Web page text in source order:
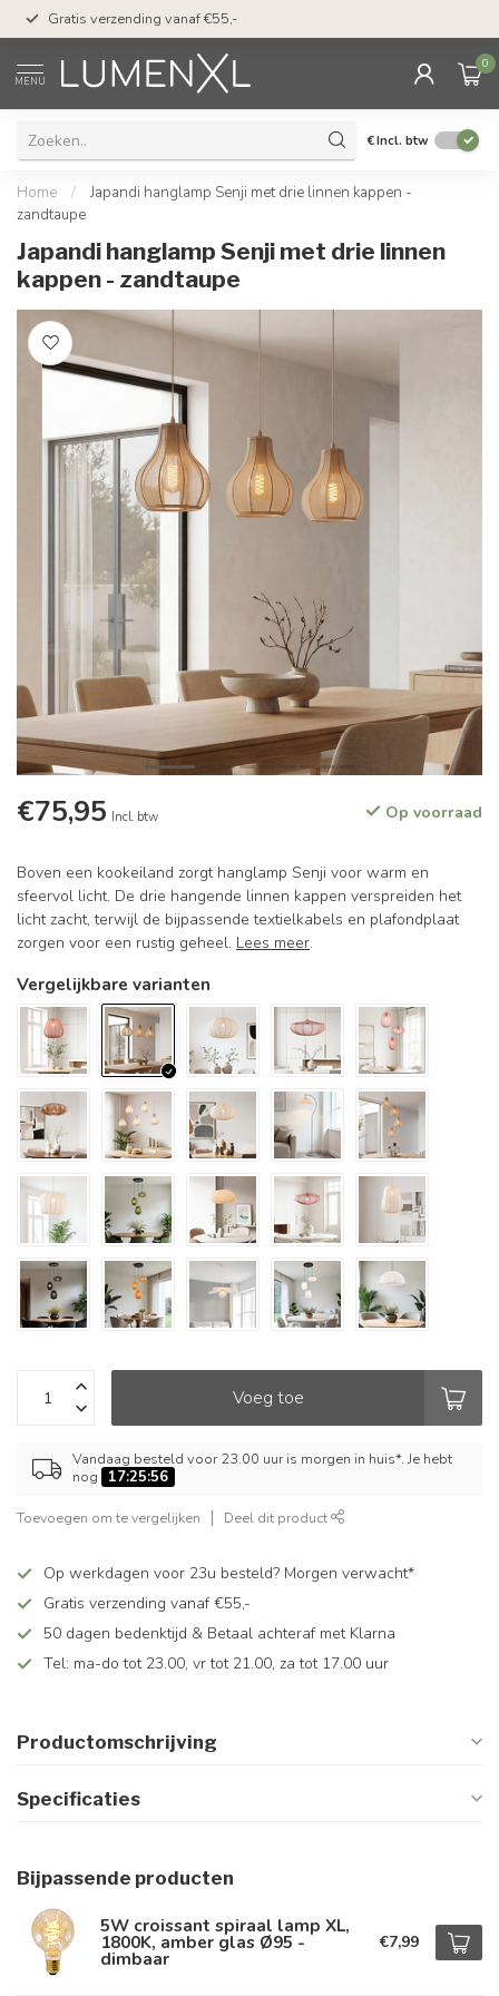
Gratis verzending vanaf €55,-
MENU
0
€Incl. btw
Home /
Japandi hanglamp Senji met drie linnen kappen -
zandtaupe
Japandi hanglamp Senji met drie linnen
kappen - zandtaupe
€75,95 Incl. btw Op voorraad
Boven een kookeiland zorgt hanglamp Senji voor warm en
sfeervol licht. De drie hangende linnen kappen verspreiden het
licht zacht, terwijl de bijpassende textielkabels en plafondplaat
zorgen voor een rustig geheel. Lees meer.
Vergelijkbare varianten
Voeg toe
Vandaag besteld voor 23.00 uur is morgen in huis*. Je hebt
nog
17:25:55
Toevoegen om te vergelijken Deel dit product
Op werkdagen voor 23u besteld? Morgen verwacht*
Gratis verzending vanaf €55,-
50 dagen bedenktijd & Betaal achteraf met Klarna
Tel: ma-do tot 23.00, vr tot 21.00, za tot 17.00 uur
Productomschrijving
Specificaties
Bijpassende producten
5W croissant spiraal lamp XL,
1800K, amber glas Ø95 -
dimbaar
€7,99